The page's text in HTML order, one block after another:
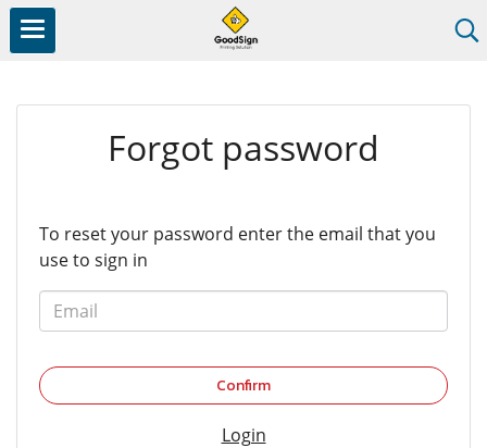
Forgot password
To reset your password enter the email that you
use to sign in
Confirm
Login